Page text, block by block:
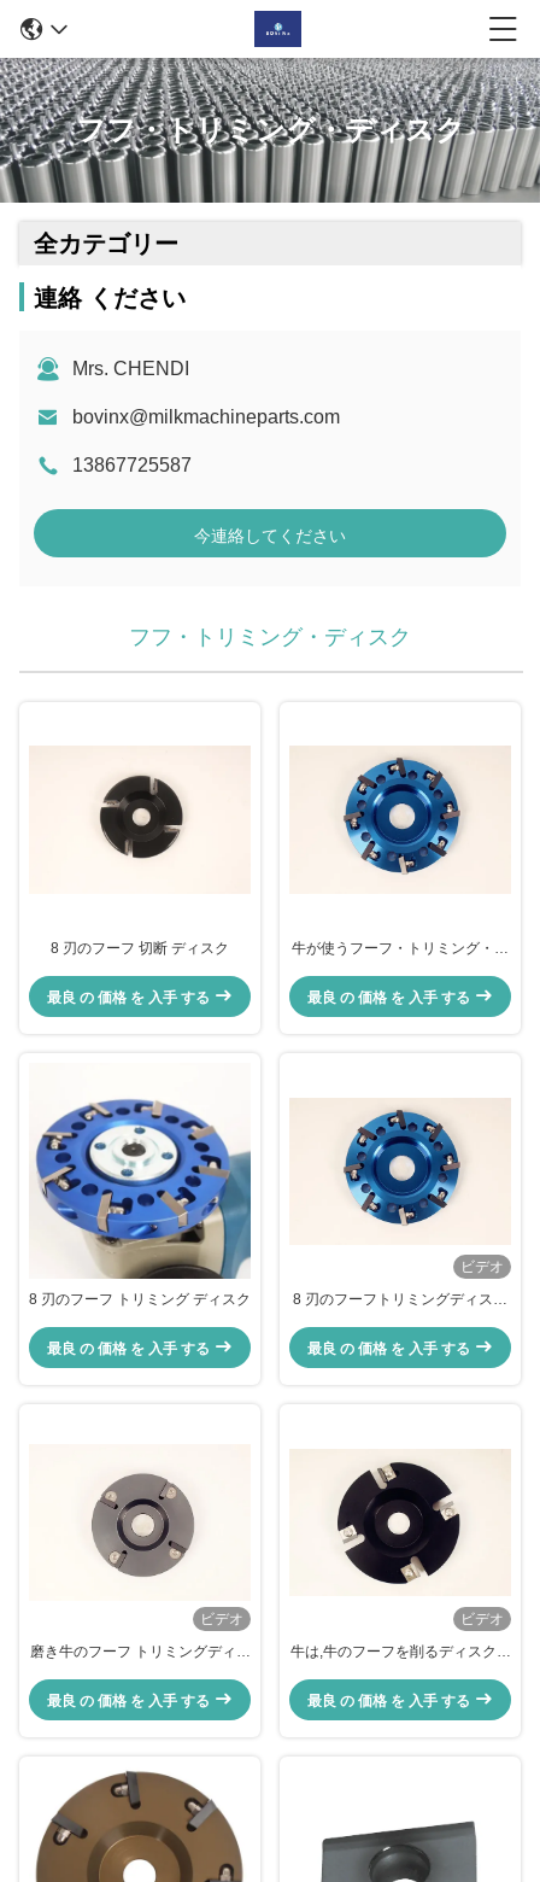
フフ・トリミング・ディスク
全カテゴリー
連絡 ください
Mrs. CHENDI
bovinx@milkmachineparts.com
13867725587
今連絡してください
フフ・トリミング・ディスク
8 刃のフーフ 切断 ディスク
最良 の 価格 を 入手 する
牛が使うフーフ・トリミング・デ
最良 の 価格 を 入手 する
8 刃のフーフ トリミング ディスク
最良 の 価格 を 入手 する
ビデオ
8 刃のフーフトリミングディスク
最良 の 価格 を 入手 する
ビデオ
磨き牛のフーフ トリミングディス
最良 の 価格 を 入手 する
ビデオ
牛は,牛のフーフを削るディスクを
最良 の 価格 を 入手 する